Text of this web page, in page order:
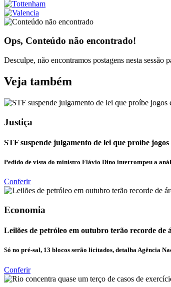
Ops, Conteúdo não encontrado!
Desculpe, não encontramos postagens nesta
Veja também
Justiça
STF suspende julgamento de lei que proíbe jogos
Pedido de vista do ministro Flávio Dino interrompeu a
Conferir
Economia
Leilões de petróleo em outubro terão recorde de
Só no pré-sal, 13 blocos serão licitados, detalha Agência
Conferir